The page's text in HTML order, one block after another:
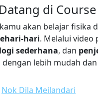
di
akan belajar fisika
hari. Melalui video
sederhana, dan
lebih mudah
Nok Dila Meilandari